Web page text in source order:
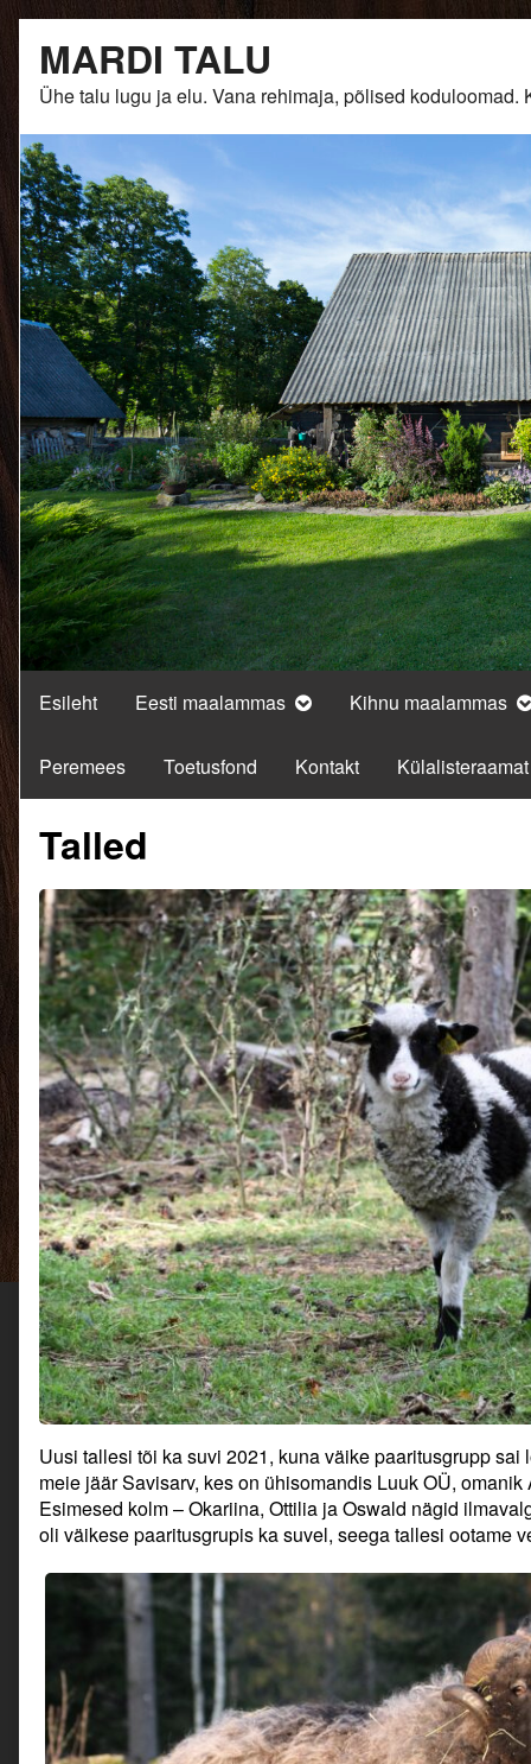
content
MARDI TALU
Ühe talu lugu ja elu. Vana rehimaja, põlised
Esileht Eesti maalammas Kihnu maalammas
Peremees Toetusfond Kontakt Külalisteraamat
Talled
Uusi tallesi tõi ka suvi 2021, kuna väike paaritusgrupp
meie jäär Savisarv, kes on ühisomandis Luuk OÜ,
Esimesed kolm – Okariina, Ottilia ja Oswald nägid
oli väikese paaritusgrupis ka suvel, seega tallesi ootame